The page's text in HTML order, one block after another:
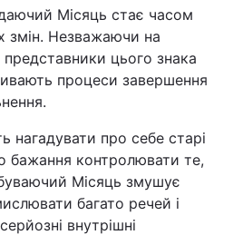
Місяць стає часом
змін. Незважаючи на
представники цього знака
процеси завершення
нагадувати про себе старі
бажання контролювати те,
Місяць змушує
багато речей і
внутрішні